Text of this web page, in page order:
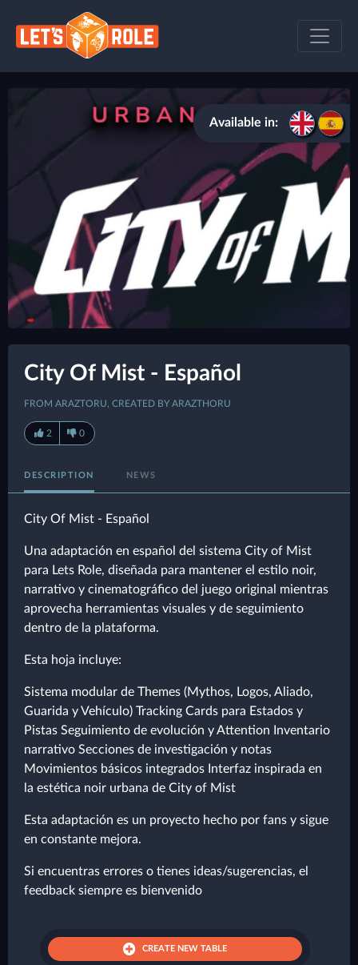
Available in:
City Of Mist - Español
FROM ARAZTORU, CREATED BY ARAZTHORU
2 0
DESCRIPTION NEWS
City Of Mist - Español
Una adaptación en español del sistema City of Mist
para Lets Role, diseñada para mantener el estilo noir,
narrativo y cinematográfico del juego original mientras
aprovecha herramientas visuales y de seguimiento
dentro de la plataforma.
Esta hoja incluye:
Sistema modular de Themes (Mythos, Logos, Aliado,
Guarida y Vehículo) Tracking Cards para Estados y
Pistas Seguimiento de evolución y Attention Inventario
narrativo Secciones de investigación y notas
Movimientos básicos integrados Interfaz inspirada en
la estética noir urbana de City of Mist
Esta adaptación es un proyecto hecho por fans y sigue
en constante mejora.
Si encuentras errores o tienes ideas/sugerencias, el
feedback siempre es bienvenido
CREATE NEW TABLE